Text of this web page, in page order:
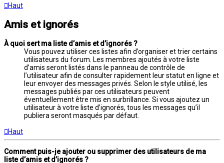
Haut
Amis et ignorés
À quoi sert ma liste d’amis et d’ignorés ?
Vous pouvez utiliser ces listes afin d’organiser et trier certains
utilisateurs du forum. Les membres ajoutés à votre liste
d’amis seront listés dans le panneau de contrôle de
l’utilisateur afin de consulter rapidement leur statut en ligne et
leur envoyer des messages privés. Selon le style utilisé, les
messages publiés par ces utilisateurs peuvent
éventuellement être mis en surbrillance. Si vous ajoutez un
utilisateur à votre liste d’ignorés, tous les messages qu’il
publiera seront masqués par défaut.
Haut
Comment puis-je ajouter ou supprimer des utilisateurs de ma
liste d’amis et d’ignorés ?